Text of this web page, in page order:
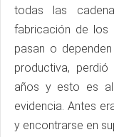
todas las
fabricación de los
pasan o
productiva,
años y esto es
evidencia. Antes
y encontrarse en